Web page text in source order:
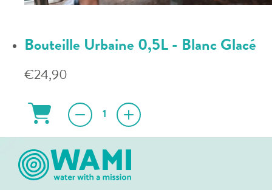
Bouteille Urbaine 0,5L - Blanc Glacé
€24,90